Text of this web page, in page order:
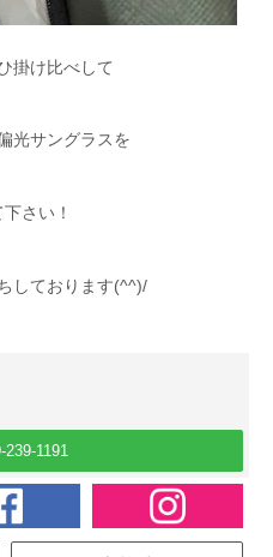
掛け比べして
光サングラスを
さい！
しております(^^)/
1191